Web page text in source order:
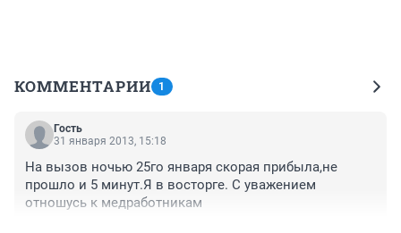
КОММЕНТАРИИ 1
Гость
31 января 2013, 15:18
На вызов ночью 25го января скорая прибыла,не
прошло и 5 минут.Я в восторге. С уважением
отношусь к медработникам